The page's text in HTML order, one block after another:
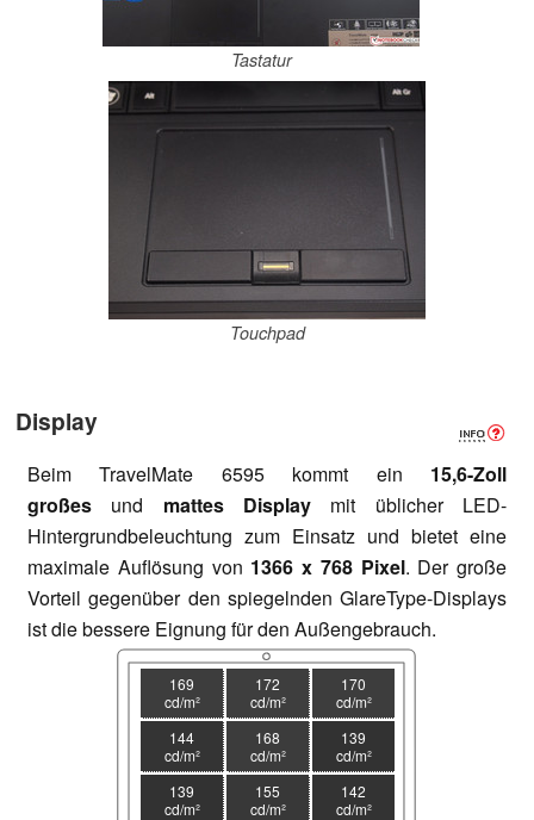
Tastatur
Touchpad
Display
Beim TravelMate 6595 kommt ein 15,6-Zoll
großes und mattes Display mit üblicher LED-
Hintergrundbeleuchtung zum Einsatz und bietet eine
maximale Auflösung von 1366 x 768 Pixel. Der große
Vorteil gegenüber den spiegelnden GlareType-Displays
ist die bessere Eignung für den Außengebrauch.
169
cd/m²
172
cd/m²
170
cd/m²
144
cd/m²
168
cd/m²
139
cd/m²
139
cd/m²
155
cd/m²
142
cd/m²